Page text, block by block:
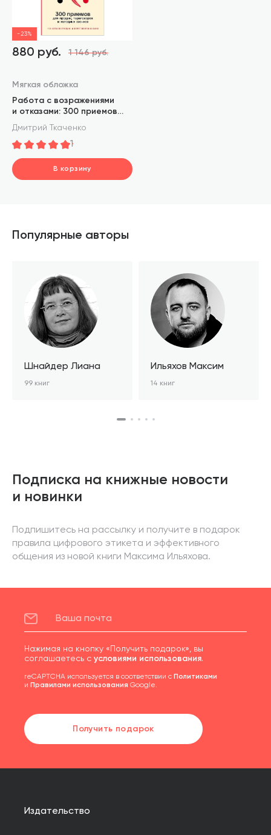
-23%
880 руб. 1 146 руб.
Мягкая обложка
Работа с возражениями
и отказами: 300 приемов
для продаж, переговоров
и холодных звонков
Дмитрий Ткаченко
1
В корзину
Популярные авторы
Шнайдер Лиана
99 книг
Ильяхов Максим
14 книг
Подписка на книжные новости
и новинки
Подпишитесь на рассылку и получите в подарок
правила цифрового этикета и эффективного
общения из новой книги Максима Ильяхова.
Нажимая на кнопку «Получить подарок», вы
соглашаетесь с условиями использования.
reCAPTCHA используется в соответствии с Политиками
и Правилами использования Google.
Получить подарок
Издательство